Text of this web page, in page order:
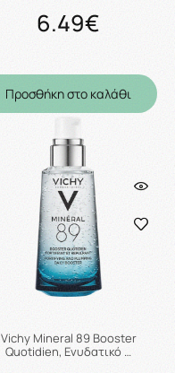
6.49€
Προσθήκη στο καλάθι
Vichy Mineral 89 Booster
Quotidien, Ενυδατικό …